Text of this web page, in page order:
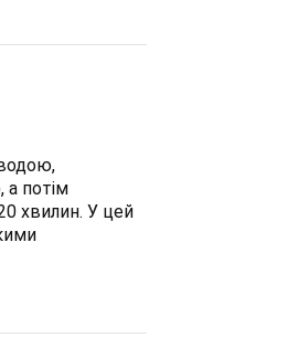
потім
хвилин. У цей